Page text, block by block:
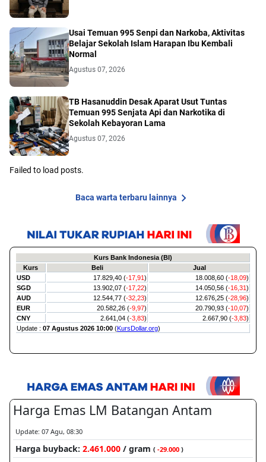
Usai Temuan 995 Senpi dan Narkoba, Aktivitas
Belajar Sekolah Islam Harapan Ibu Kembali
Normal
Agustus 07, 2026
TB Hasanuddin Desak Aparat Usut Tuntas
Temuan 995 Senjata Api dan Narkotika di
Sekolah Kebayoran Lama
Agustus 07, 2026
Failed to load posts.
Baca warta terbaru lainnya